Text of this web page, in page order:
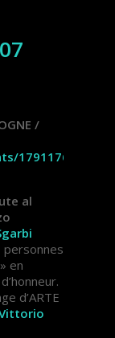
/
al
personnes
en
d’ARTE